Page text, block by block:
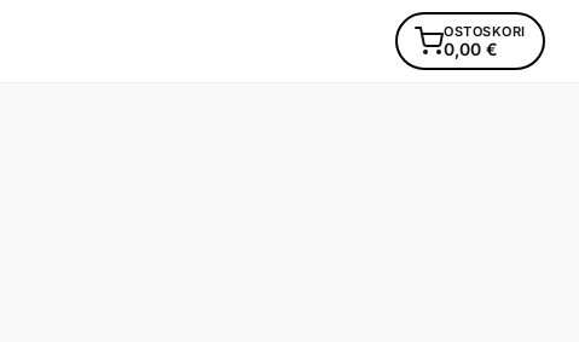
OSTOSKORI
0,00 €